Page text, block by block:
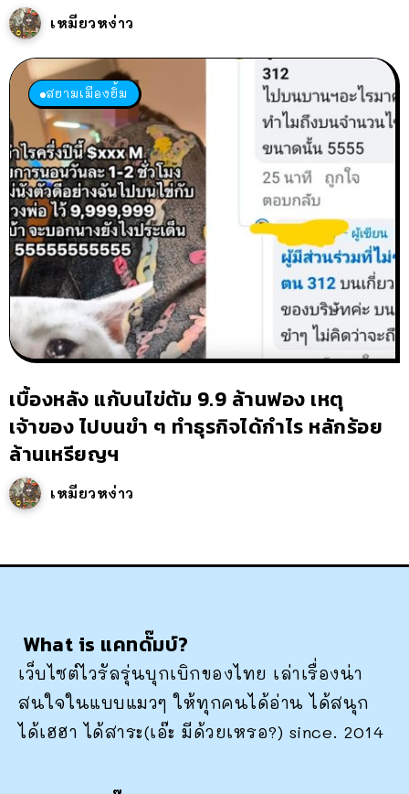
เหมียวหง่าว
สยามเมืองยิ้ม
เบื้องหลัง แก้บนไข่ต้ม 9.9 ล้านฟอง เหตุ
เจ้าของ ไปบนขำ ๆ ทำธุรกิจได้กำไร หลักร้อย
ล้านเหรียญฯ
เหมียวหง่าว
What is แคทดั๊มบ์?
เว็บไซต์ไวรัลรุ่นบุกเบิกของไทย เล่าเรื่องน่า
สนใจในแบบแมวๆ ให้ทุกคนได้อ่าน ได้สนุก
ได้เฮฮา ได้สาระ(เอ๊ะ มีด้วยเหรอ?) since. 2014